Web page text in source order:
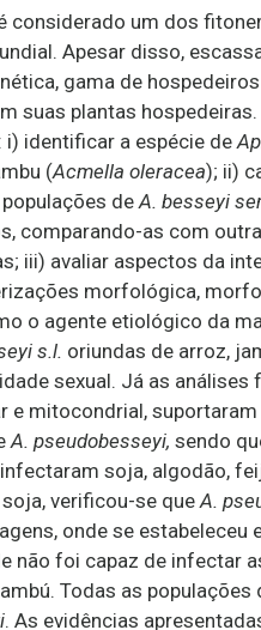
considerado um dos
Apesar disso,
gama de
suas plantas
identificar a espécie de
(Acmella oleracea); ii)
deA. besseyi
comparando-as com
iii) avaliar aspectos da
morfológica,
o agente etiológico da
s.l. oriundas de arroz,
sexual. Já as
e mitocondrial,
A. pseudobesseyi, sendo
soja, algodão,
verificou-se queA.
onde se
não foi capaz de infectar
Todas as
. As evidências